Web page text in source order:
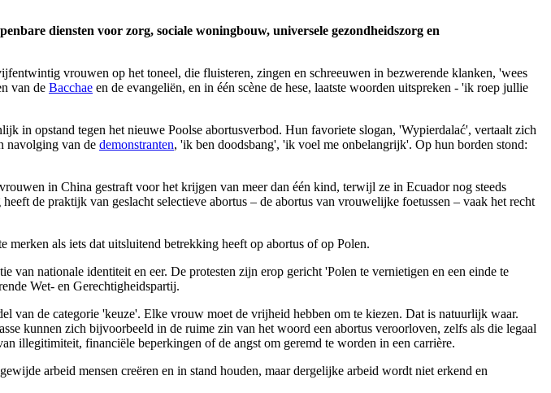
diensten voor zorg, sociale woningbouw, universele gezondheidszorg en
vrouwen op het toneel, die fluisteren, zingen en schreeuwen in bezwerende klanken, 'wees
van de Bacchae en de evangeliën, en in één scène de hese, laatste woorden uitspreken - 'ik roep jullie
in opstand tegen het nieuwe Poolse abortusverbod. Hun favoriete slogan, 'Wypierdalać', vertaalt zich
navolging van de demonstranten, 'ik ben doodsbang', 'ik voel me onbelangrijk'. Op hun borden stond:
in China gestraft voor het krijgen van meer dan één kind, terwijl ze in Ecuador nog steeds
de praktijk van geslacht selectieve abortus – de abortus van vrouwelijke foetussen – vaak het recht
merken als iets dat uitsluitend betrekking heeft op abortus of op Polen.
nationale identiteit en eer. De protesten zijn erop gericht 'Polen te vernietigen en een einde te
Wet- en Gerechtigheidspartij.
van de categorie 'keuze'. Elke vrouw moet de vrijheid hebben om te kiezen. Dat is natuurlijk waar.
kunnen zich bijvoorbeeld in de ruime zin van het woord een abortus veroorloven, zelfs als die legaal
illegitimiteit, financiële beperkingen of de angst om geremd te worden in een carrière.
arbeid mensen creëren en in stand houden, maar dergelijke arbeid wordt niet erkend en